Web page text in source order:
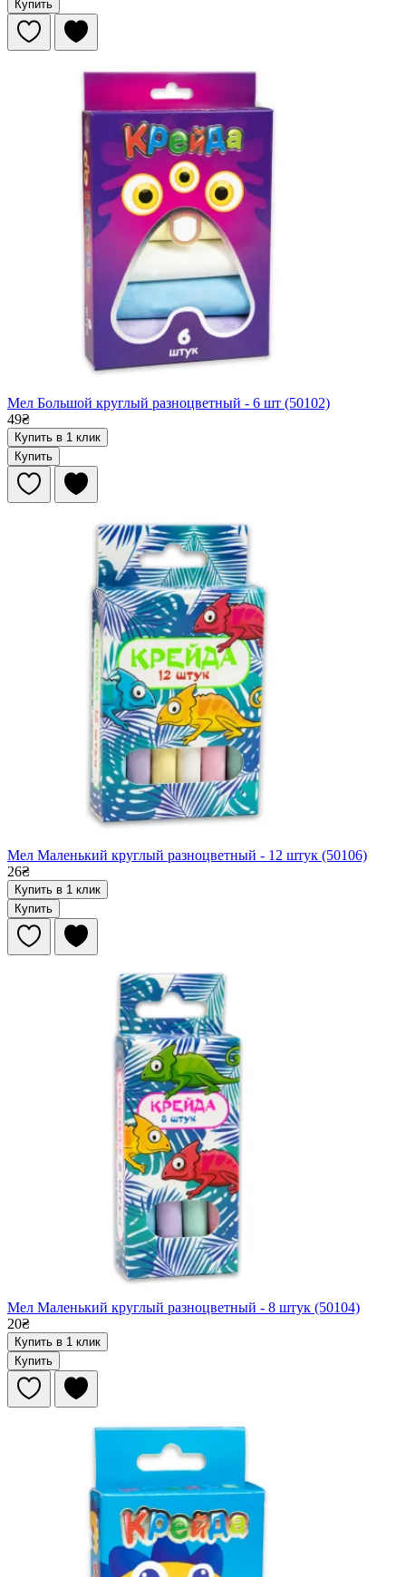
Купить
Мел Большой круглый разноцветный - 6 шт (50102)
49₴
Купить в 1 клик
Купить
Мел Маленький круглый разноцветный - 12 штук (50106)
26₴
Купить в 1 клик
Купить
Мел Маленький круглый разноцветный - 8 штук (50104)
20₴
Купить в 1 клик
Купить